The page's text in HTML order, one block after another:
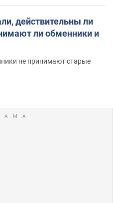
действительны ли
ли обменники и
не принимают старые